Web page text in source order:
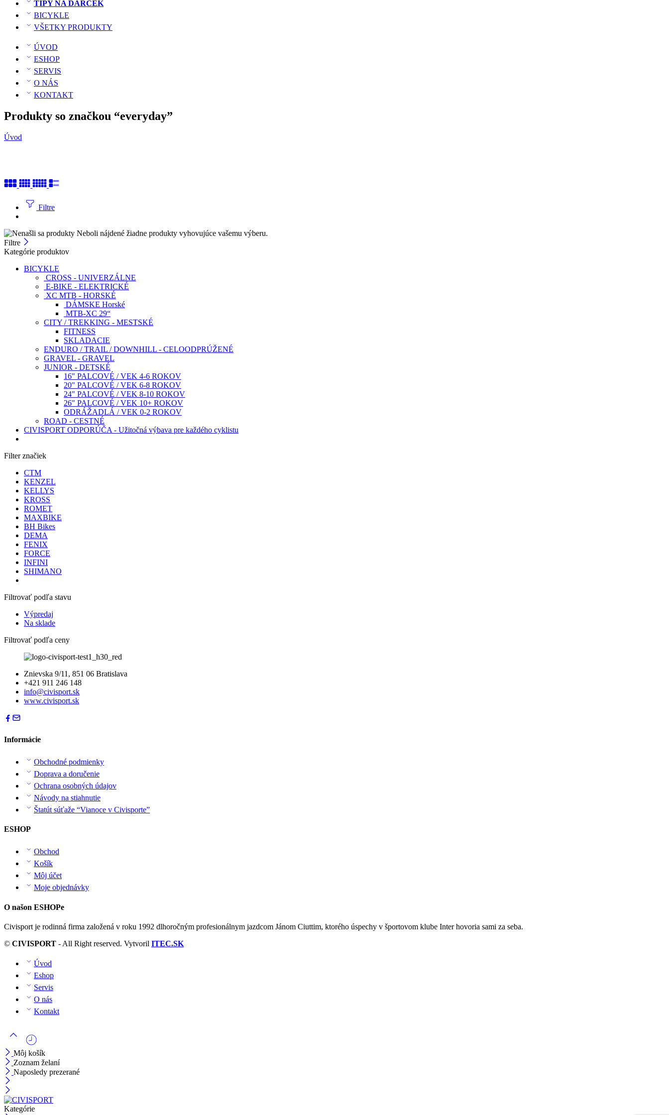
TIPY NA DARČEK
BICYKLE
VŠETKY PRODUKTY
ÚVOD
ESHOP
SERVIS
O NÁS
KONTAKT
Produkty so značkou “everyday”
Úvod
Filtre
Neboli nájdené žiadne produkty vyhovujúce vašemu výberu.
Filtre
Kategórie produktov
BICYKLE
CROSS - UNIVERZÁLNE
E-BIKE - ELEKTRICKÉ
XC MTB - HORSKÉ
DÁMSKE Horské
MTB-XC 29“
CITY / TREKKING - MESTSKÉ
FITNESS
SKLADACIE
ENDURO / TRAIL / DOWNHILL - CELOODPRÚŽENÉ
GRAVEL - GRAVEL
JUNIOR - DETSKÉ
16" PALCOVÉ / VEK 4-6 ROKOV
20" PALCOVÉ / VEK 6-8 ROKOV
24" PALCOVÉ / VEK 8-10 ROKOV
26" PALCOVÉ / VEK 10+ ROKOV
ODRÁŽADLÁ / VEK 0-2 ROKOV
ROAD - CESTNÉ
CIVISPORT ODPORÚČA - Užitočná výbava pre každého cyklistu
Filter značiek
CTM
KENZEL
KELLYS
KROSS
ROMET
MAXBIKE
BH Bikes
DEMA
FENIX
FORCE
INFINI
SHIMANO
Filtrovať podľa stavu
Výpredaj
Na sklade
Filtrovať podľa ceny
Znievska 9/11, 851 06 Bratislava
+421 911 246 148
info@civisport.sk
www.civisport.sk
Informácie
Obchodné podmienky
Doprava a doručenie
Ochrana osobných údajov
Návody na stiahnutie
Štatút súťaže “Vianoce v Civisporte”
ESHOP
Obchod
Košík
Môj účet
Moje objednávky
O našon ESHOPe
Civisport je rodinná firma založená v roku 1992 dlhoročným profesionálnym jazdcom Jánom Ciuttim, ktorého úspechy v športovom klube Inter hovoria sami za seba.
© CIVISPORT - All Right reserved. Vytvoril ITEC.SK
Úvod
Eshop
Servis
O nás
Kontakt
Môj košík
Zoznam želaní
Naposledy prezerané
Kategórie